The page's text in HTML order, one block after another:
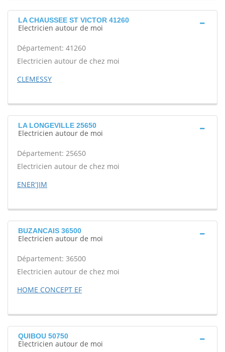
LA CHAUSSEE ST VICTOR 41260
Electricien autour de moi
Département: 41260
Electricien autour de chez moi
CLEMESSY
LA LONGEVILLE 25650
Electricien autour de moi
Département: 25650
Electricien autour de chez moi
ENER'JIM
BUZANCAIS 36500
Electricien autour de moi
Département: 36500
Electricien autour de chez moi
HOME CONCEPT EF
QUIBOU 50750
Electricien autour de moi